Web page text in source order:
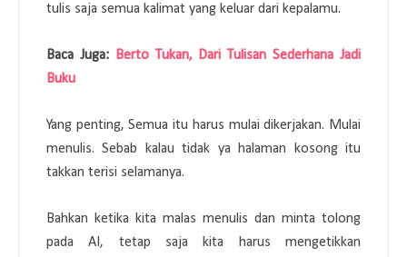
tulis saja semua kalimat yang keluar dari kepalamu.
Baca Juga:
Berto Tukan, Dari Tulisan Sederhana Jadi
Buku
Yang penting, Semua itu harus mulai dikerjakan. Mulai
menulis. Sebab kalau tidak ya halaman kosong itu
takkan terisi selamanya.
Bahkan ketika kita malas menulis dan minta tolong
pada AI, tetap saja kita harus mengetikkan